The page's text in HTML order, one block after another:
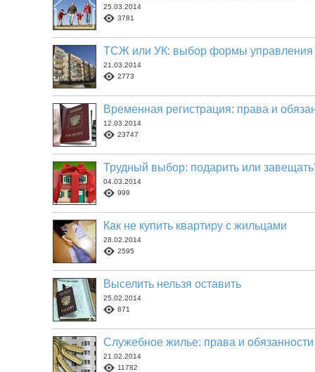
25.03.2014
3781
ТСЖ или УК: выбор формы
21.03.2014
2773
Временная регистрация: права и
12.03.2014
23747
Трудный выбор: подарить или
04.03.2014
999
Как не купить квартиру с жильцами
28.02.2014
2595
Выселить нельзя оставить
25.02.2014
871
Служебное жилье: права и обязанности
21.02.2014
11782